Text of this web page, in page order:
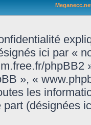
ici par «
», «
les
part (désignées